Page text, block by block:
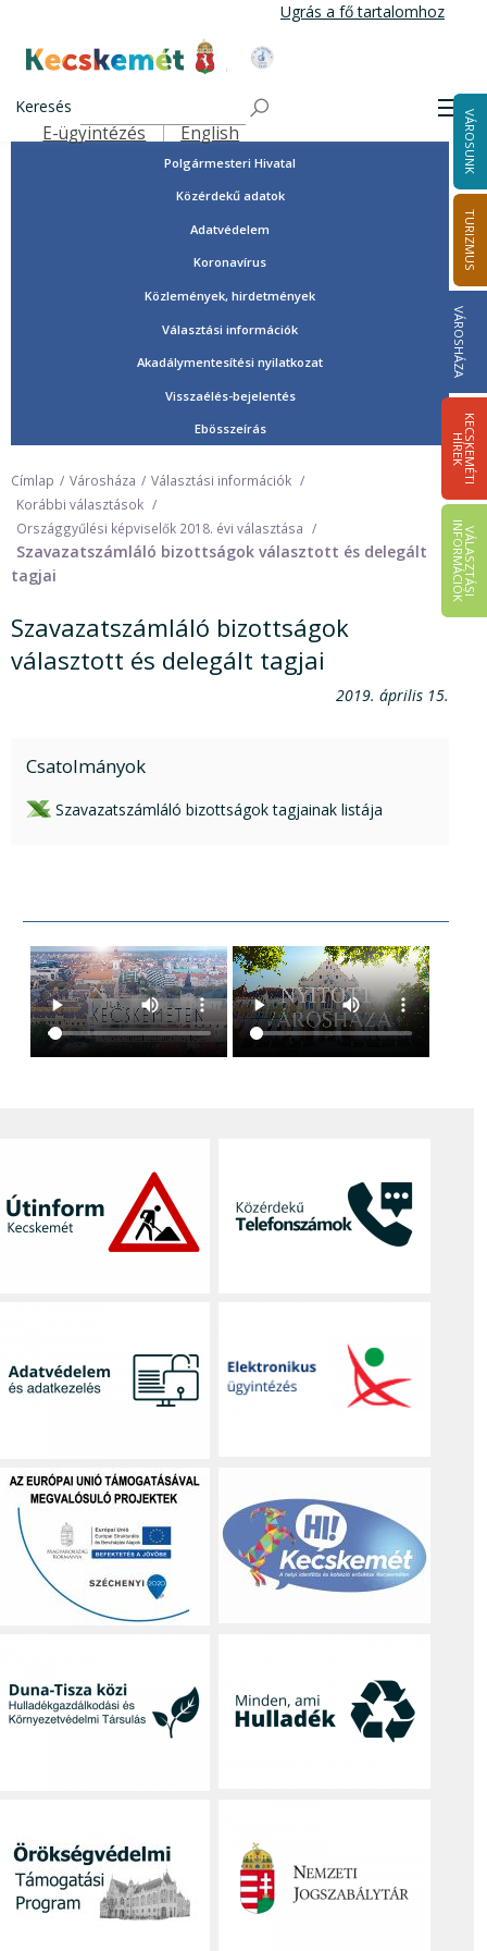
tartalomra
Ugrás a fő tartalomhoz
Kecskemét Város Honlapja
Keresés
Felső navigáció
E-ügyintézés English VÁROSUNK
TURIZMUS
VÁROSHÁZA
K
E
C
S
K
E
M
É
T
I
HÍ
R
E
K
V
Á
L
A
S
Z
T
Á
S
I
IN
F
O
R
M
Á
C
I
Ó
K
Tisztségviselők, képviselők
Országgyűlési képviselők
Önkormányzat
Polgármesteri Hivatal
Közérdekű adatok
Adatvédelem
Koronavírus
Közlemények, hirdetmények
Választási információk
Akadálymentesítési nyilatkozat
Visszaélés-bejelentés
Ebösszeírás
Címlap Városháza
Választási információk
Korábbi választások
Országgyűlési képviselők 2018. évi választása
Szavazatszámláló bizottságok választott és delegált
tagjai
Szavazatszámláló bizottságok
választott és delegált tagjai
2019. április 15.
Csatolmányok
xls csatolmány:
Szavazatszámláló bizottságok tagjainak listája